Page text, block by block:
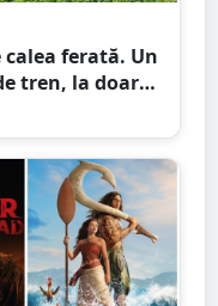
calea ferată. Un
tren, la doar
anunțase